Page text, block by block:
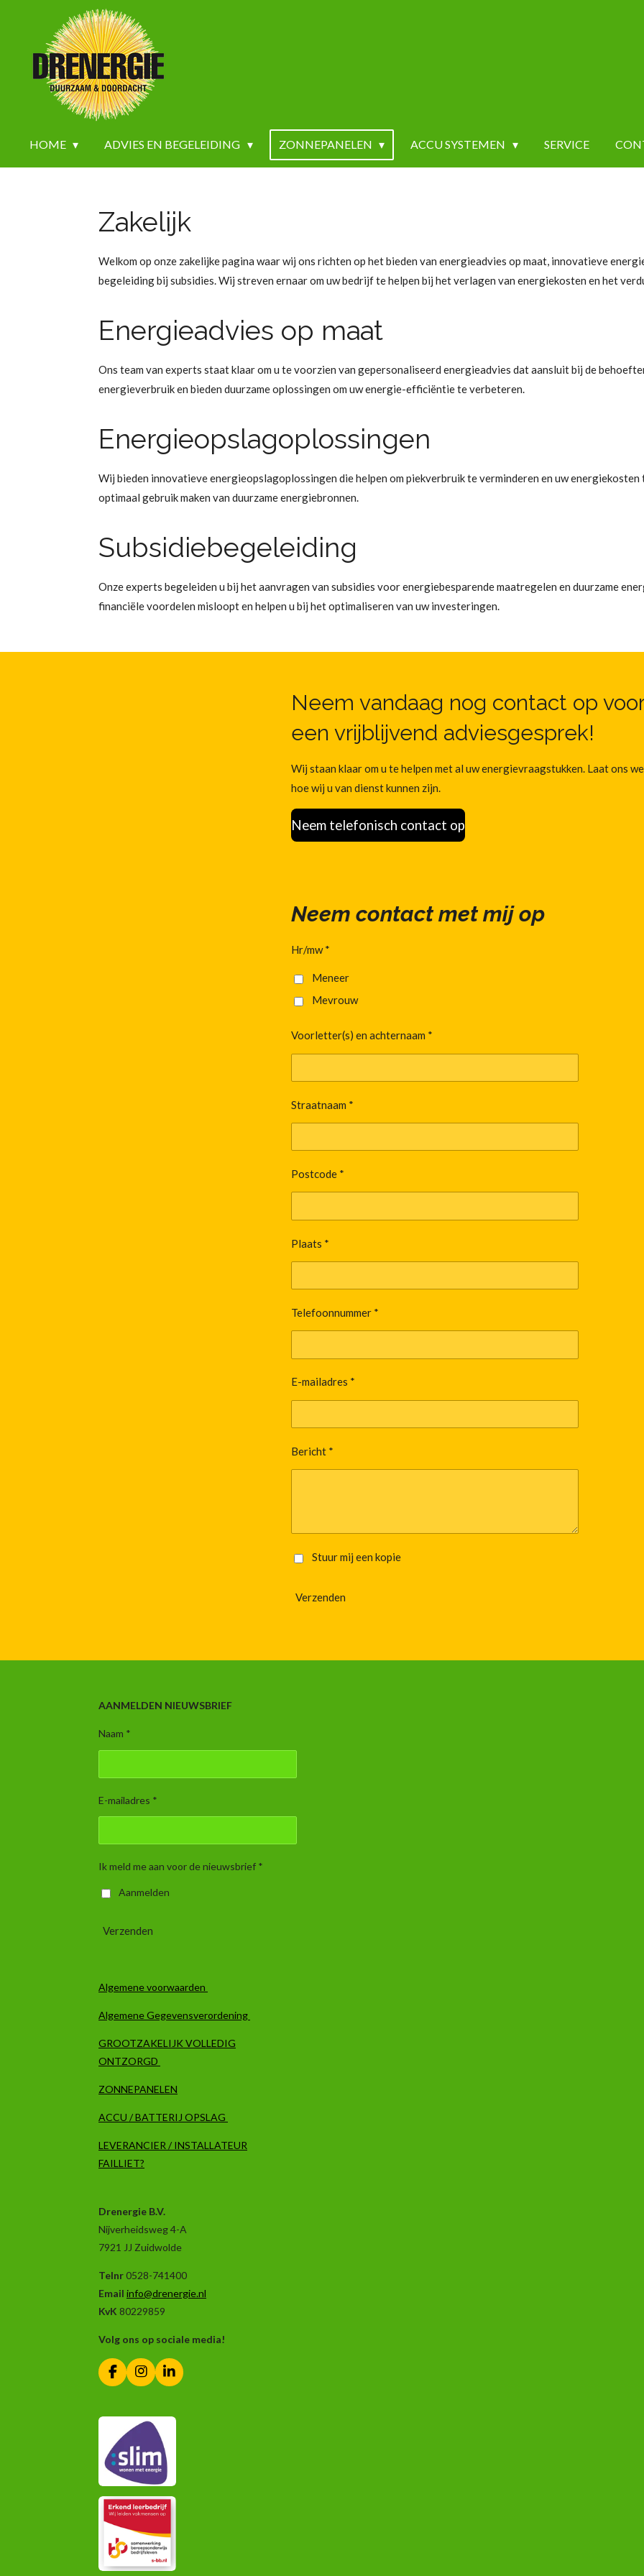
hoofdinhoud
HOME ADVIES EN BEGELEIDING ZONNEPANELEN ACCU SYSTEMEN SERVICE
Zakelijk
Welkom op onze zakelijke pagina waar wij ons richten op het bieden van energieadvies op maat, innovatieve
begeleiding bij subsidies. Wij streven ernaar om uw bedrijf te helpen bij het verlagen van energiekosten en het
Energieadvies op maat
Ons team van experts staat klaar om u te voorzien van gepersonaliseerd energieadvies dat aansluit bij de
energieverbruik en bieden duurzame oplossingen om uw energie-efficiëntie te verbeteren.
Energieopslagoplossingen
Wij bieden innovatieve energieopslagoplossingen die helpen om piekverbruik te verminderen en uw energiekosten
optimaal gebruik maken van duurzame energiebronnen.
Subsidiebegeleiding
Onze experts begeleiden u bij het aanvragen van subsidies voor energiebesparende maatregelen en duurzame
financiële voordelen misloopt en helpen u bij het optimaliseren van uw investeringen.
Neem vandaag nog contact op voor
een vrijblijvend adviesgesprek!
Wij staan klaar om u te helpen met al uw energievraagstukken. Laat ons
hoe wij u van dienst kunnen zijn.
Neem telefonisch contact op
Neem contact met mij op
Hr/mw *
Meneer
Mevrouw
Voorletter(s) en achternaam *
Straatnaam *
Postcode *
Plaats *
Telefoonnummer *
E-mailadres *
Bericht *
Stuur mij een kopie
Verzenden
AANMELDEN NIEUWSBRIEF
Naam *
E-mailadres *
Ik meld me aan voor de nieuwsbrief *
Aanmelden
Verzenden
Algemene voorwaarden
Algemene Gegevensverordening
GROOTZAKELIJK VOLLEDIG
ONTZORGD
ZONNEPANELEN
ACCU / BATTERIJ OPSLAG
LEVERANCIER / INSTALLATEUR
FAILLIET?
Drenergie B.V.
Nijverheidsweg 4-A
7921 JJ Zuidwolde
Telnr0528-741400
Email info@drenergie.nl
KvK 80229859
Volg ons op sociale media!
F
a
e
o
o
k
I
n
t
r
a
m
L
i
k